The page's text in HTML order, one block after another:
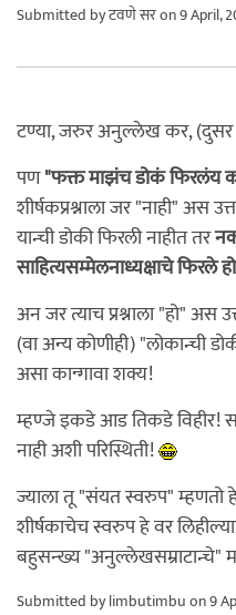
Submitted byटवणे सरon 9 April,
टण्या, जरुर अनुल्लेख कर, (दुसर
पण"फक्त माझंच डोकं फिरलंय
शीर्षकप्रश्नाला जर "नाही" अस
यान्ची डोकी फिरली नाहीत तर
साहित्यसम्मेलनाध्यक्षाचे फिरले
अन जर त्याच प्रश्नाला "हो" अस
(वा अन्य कोणीही) "लोकान्ची
असा कान्गावा शक्य!
म्हण्जे इकडे आड तिकडे विहीर!
नाही अशी परिस्थिती!
ज्याला तू "संयत स्वरुप" म्हणतो
शीर्षकाचेच स्वरुप हे वर
बहुसन्ख्य "अनुल्लेखसम्राटान्चे"
Submitted bylimbutimbuon 9